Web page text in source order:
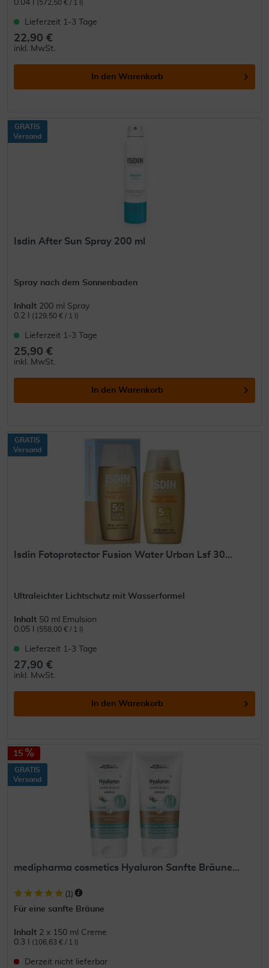
0.04 l
(572,50 € / 1 l)
Lieferzeit 1-3 Tage
22,90 €
inkl. MwSt.
In den Warenkorb
GRATIS
Versand
Isdin After Sun Spray 200 ml
Spray nach dem Sonnenbaden
Inhalt 200 ml Spray
0.2 l
(129,50 € / 1 l)
Lieferzeit 1-3 Tage
25,90 €
inkl. MwSt.
In den Warenkorb
GRATIS
Versand
Isdin Fotoprotector Fusion Water Urban Lsf 30...
Ultraleichter Lichtschutz mit Wasserformel
Inhalt 50 ml Emulsion
0.05 l
(558,00 € / 1 l)
Lieferzeit 1-3 Tage
27,90 €
inkl. MwSt.
In den Warenkorb
15
GRATIS
Versand
medipharma cosmetics Hyaluron Sanfte Bräune...
(1)
Für eine sanfte Bräune
Inhalt 2 x 150 ml Creme
0.3 l
(106,63 € / 1 l)
Derzeit nicht lieferbar